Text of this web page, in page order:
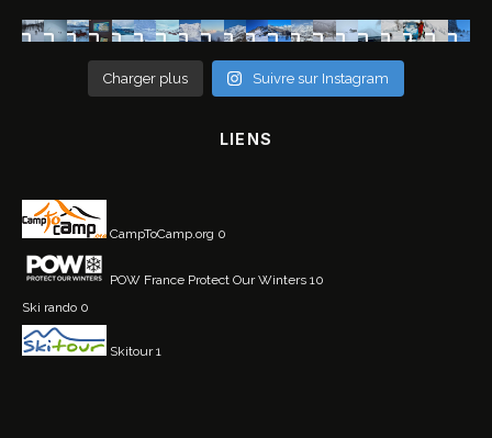
Charger plus Suivre sur Instagram
LIENS
CampToCamp.org 0
POW France Protect Our Winters 10
Ski rando 0
Skitour1